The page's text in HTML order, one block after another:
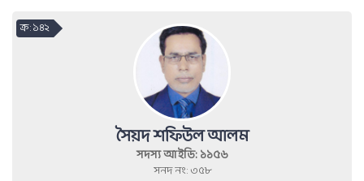
সৈয়দ শফিউল আলম
সদস্য আইডি: ১১৫৬
সনদ নং: ৩৫৮
ক্র : ১৪২